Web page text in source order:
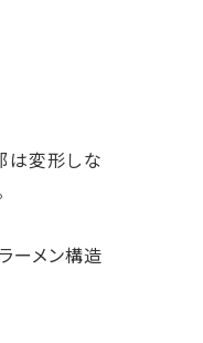
は変形しな
ーメン構造